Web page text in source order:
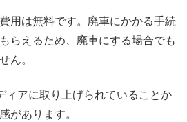
用は無料です。廃車にかかる手続
らえるため、廃車にする場合でも
ん。
ィアに取り上げられていることか
があります。